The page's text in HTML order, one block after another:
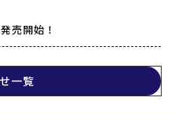
売開始！
一覧